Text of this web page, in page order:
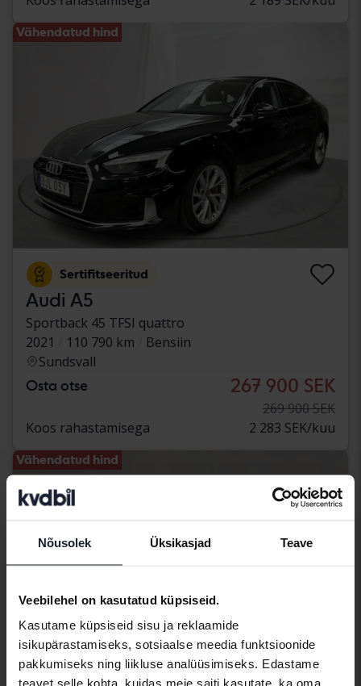
Nõusolek Üksikasjad Teave
Veebilehel on kasutatud küpsiseid.
Kasutame küpsiseid sisu ja reklaamide
isikupärastamiseks, sotsiaalse meedia funktsioonide
pakkumiseks ning liikluse analüüsimiseks. Edastame
teavet selle kohta, kuidas meie saiti kasutate, ka oma
Vähendatud hind
Sertifitseeritud
Audi A5
Sportback 45 TFSI quattro
2021
110 790 km
Bensiin
Sundsvall
Osta otse 267 900 SEK
269 900 SEK
Koos rahastamisega
2 283 SEK/kuu
Vähendatud hind